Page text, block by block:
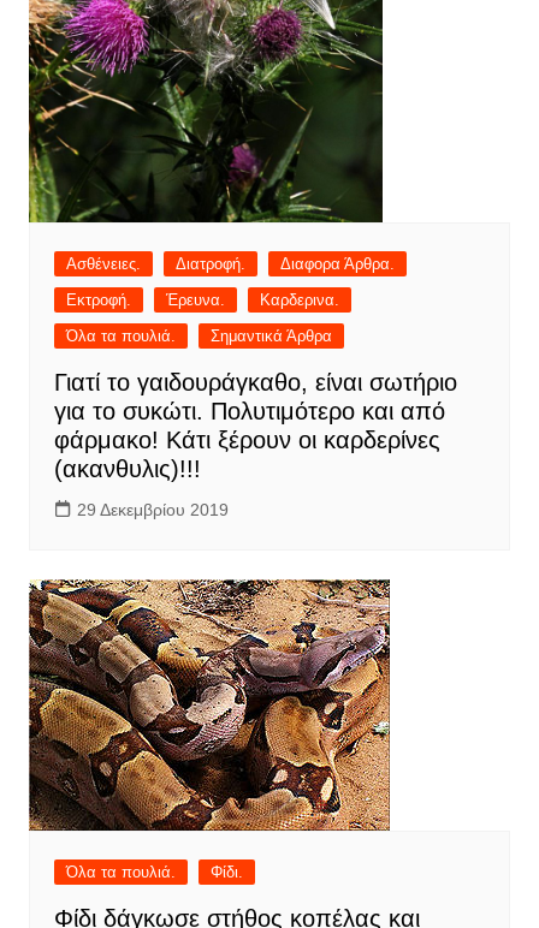
Ασθένειες. Διατροφή.
Διαφορα Άρθρα.
Εκτροφή.
Έρευνα.
Καρδερινα.
Όλα τα πουλιά.
Σημαντικά Άρθρα
Γιατί το γαιδουράγκαθο, είναι σωτήριο
για το συκώτι. Πολυτιμότερο και από
φάρμακο! Κάτι ξέρουν οι καρδερίνες
(ακανθυλις)!!!
29 Δεκεμβρίου 2019
Όλα τα πουλιά. Φίδι.
Φίδι δάγκωσε στήθος κοπέλας και